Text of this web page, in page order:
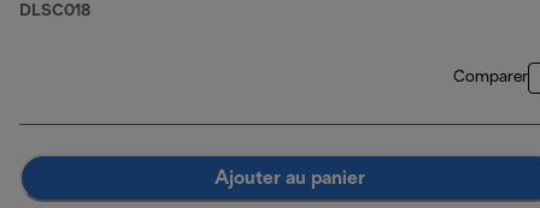
DLSC018
Comparer
Ajouter au panier